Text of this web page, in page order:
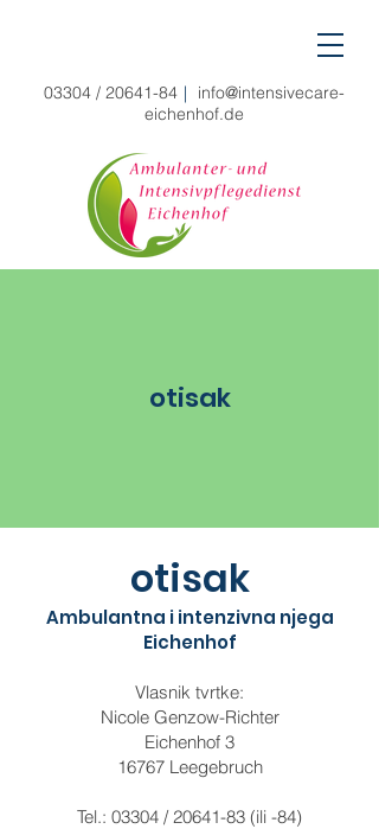
03304 /20641-84 |
info@intensivecare-
eichenhof.de
otisak
otisak
Ambulantna i intenzivna njega
Eichenhof
Vlasnik tvrtke:
Nicole Genzow-Richter
Eichenhof 3
16767 Leegebruch
Tel.: 03304 /20641-83 (ili -84)